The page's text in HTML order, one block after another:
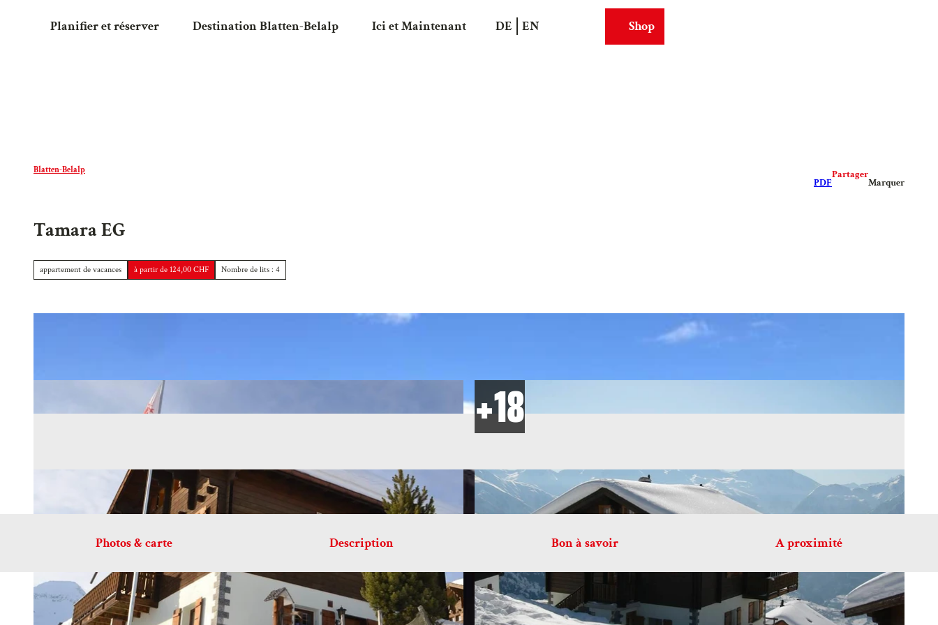
Planifier et réserver Destination Blatten-Belalp Ici et Maintenant DE EN WebcamsShop
Blatten-Belalp
PDF
Partager
Marquer
Tamara EG
appartement de vacances à partir de 124,00 CHF Nombre de lits : 4
Photos & carte Description Bon à savoir A proximité